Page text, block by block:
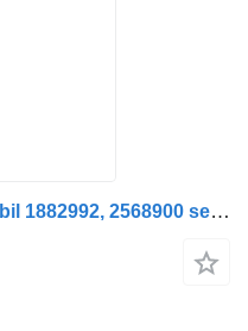
Unitate de Preluare Combustibil 1882992, 2568900 sensor de nivel de combustible para Scania 1882992/2568900 camión